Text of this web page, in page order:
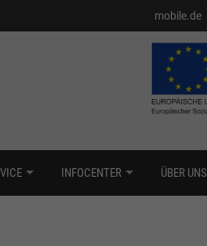
mobile.de
INFOCENTER ÜBER UNS